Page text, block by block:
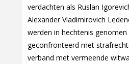
verdachten als Ruslan
Alexander Vladimirovich
werden in hechtenis
geconfronteerd met
verband met vermeende